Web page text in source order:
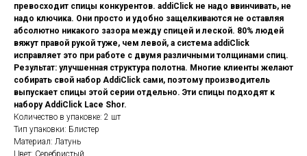
превосходит спицы конкурентов. addiСlick не надо ввинчивать, не
надо ключика. Они просто и удобно защелкиваются не оставляя
абсолютно никакого зазора между спицей и леской. 80% людей
вяжут правой рукой туже, чем левой, а система addiClick
исправляет это при работе с двумя различными толщинами спиц.
Результат: улучшенная структура полотна. Многие клиенты желают
собирать свой набор AddiClick сами, поэтому производитель
выпускает спицы этой серии отдельно. Эти спицы подходят к
набору AddiClick Lace Shor.
Количество в упаковке: 2 шт
Тип упаковки: Блистер
Материал: Латунь